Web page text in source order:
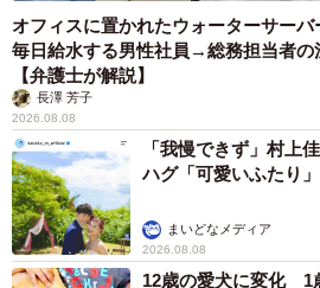
オフィスに置かれたウォーターサー
毎日給水する男性社員→総務担当者の
【弁護士が解説】
長澤 芳子
2026.08.08
「我慢できず」村上
ハグ「可愛いふたり
まいどなメディア
2026.08.08
12歳の愛犬に変化 1